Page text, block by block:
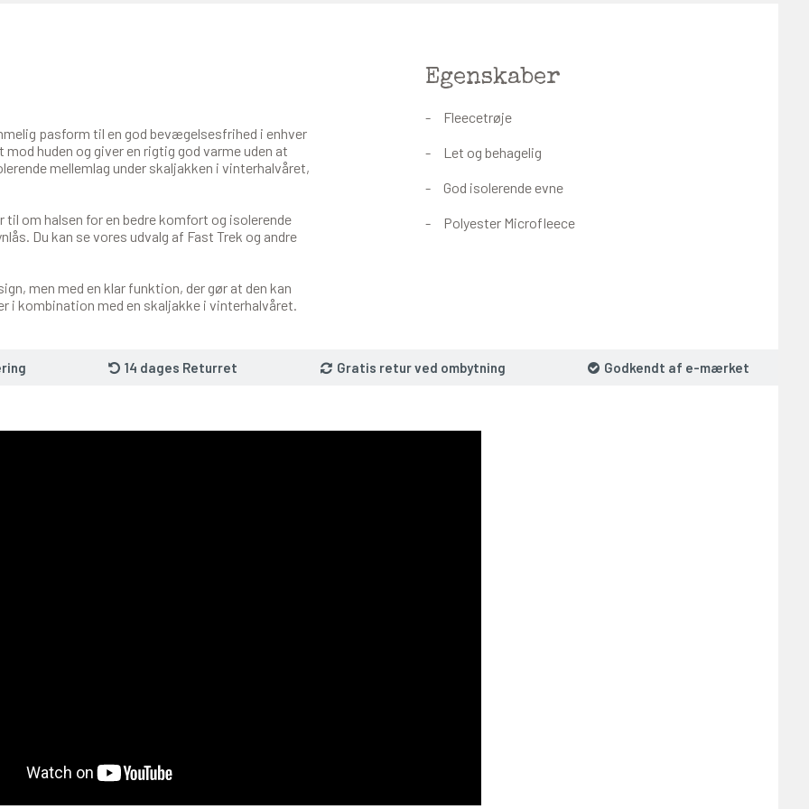
pasform til en god bevægelsesfrihed i enhver
huden og giver en rigtig god varme uden at
mellemlag under skaljakken i vinterhalvåret,
til om halsen for en bedre komfort og isolerende
Du kan se vores udvalg af Fast Trek og andre
men med en klar funktion, der gør at den kan
i kombination med en skaljakke i vinterhalvåret.
Egenskaber
Fleecetrøje
Let og behagelig
God isolerende evne
Polyester Microfleece
14 dages Returret Gratis retur ved ombytning Godkendt af e-mærket